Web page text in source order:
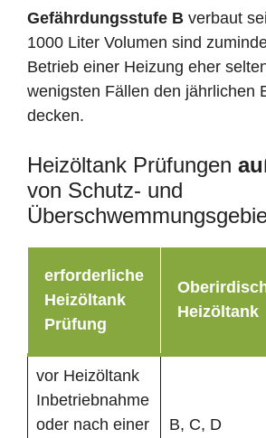
Gefährdungsstufe B verbaut
1000 Liter Volumen sind
Betrieb einer Heizung eher
wenigsten Fällen den jährlichen
decken.
Heizöltank Prüfungen
von Schutz- und
erforderliche
Heizöltank
Prüfung
Heizöltank
vor Heizöltank
Inbetriebnahme
oder nach einer
B, C, D